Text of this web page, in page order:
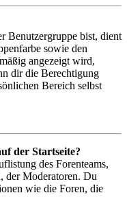
Benutzergruppe bist, dient
sowie den
angezeigt wird,
dir die Berechtigung
Bereich selbst
der Startseite?
des Forenteams,
der Moderatoren. Du
wie die Foren, die